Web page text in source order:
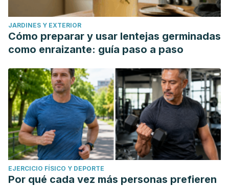
JARDINES Y EXTERIOR
Cómo preparar y usar lentejas germinadas
como enraizante: guía paso a paso
EJERCICIO FÍSICO Y DEPORTE
Por qué cada vez más personas prefieren